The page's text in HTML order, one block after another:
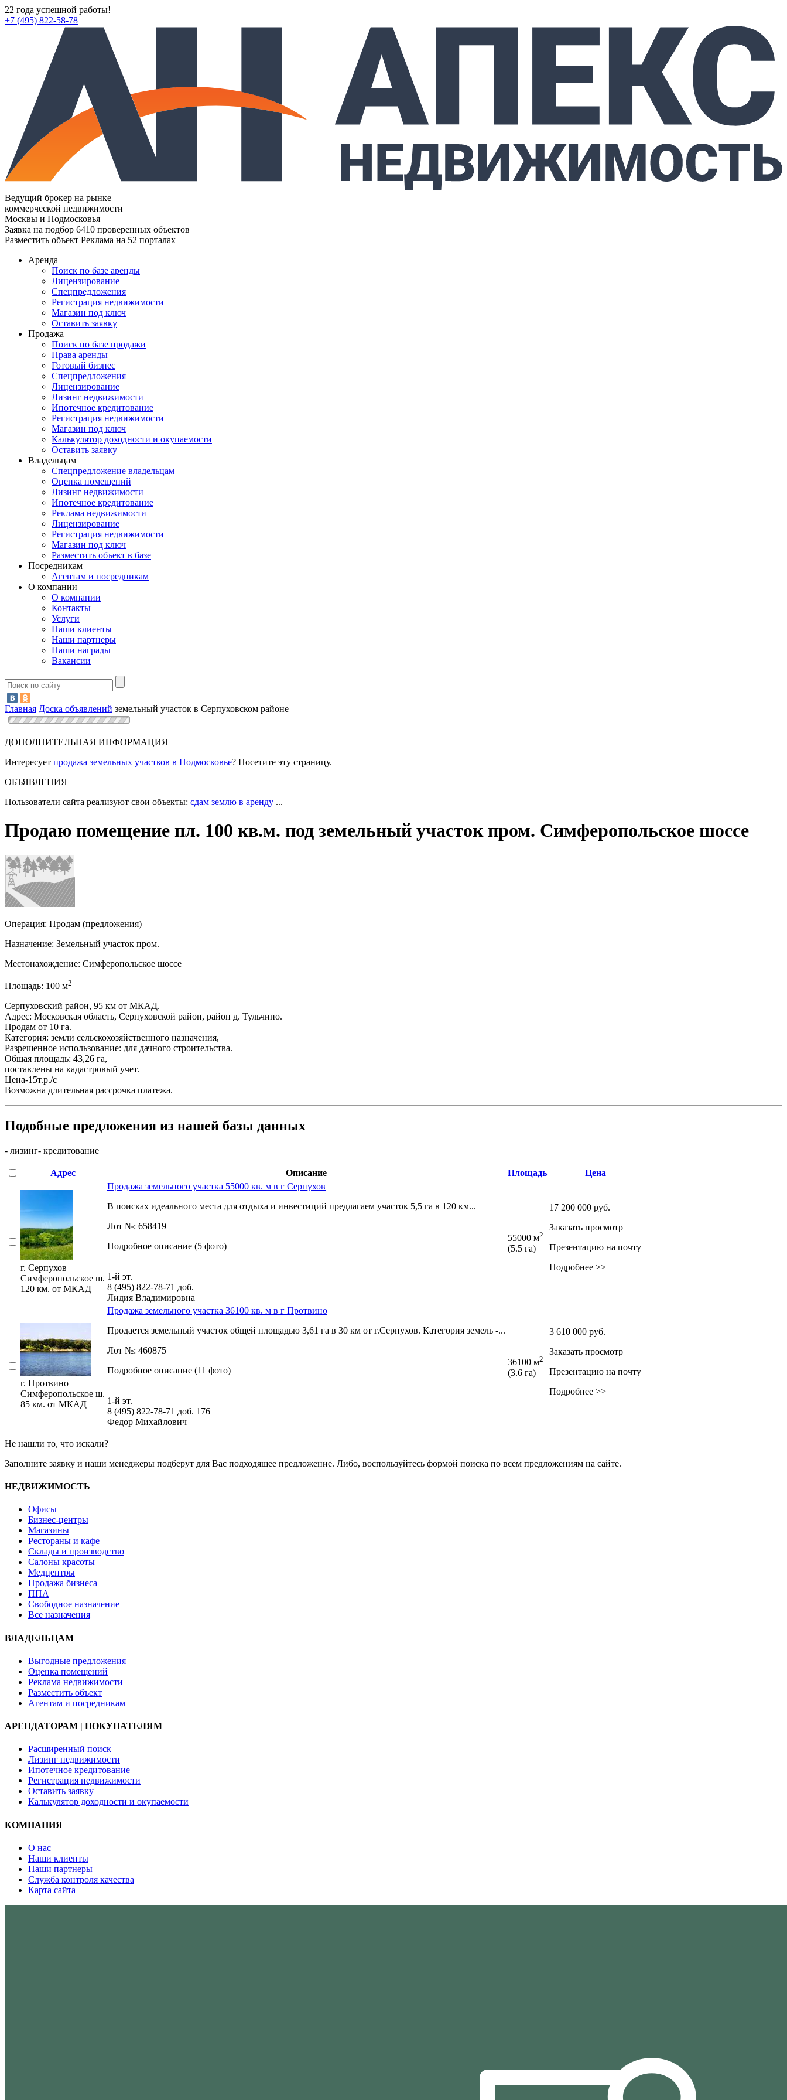
22 года успешной работы!
+7 (495) 822-58-78
Ведущий брокер на рынке
коммерческой недвижимости
Москвы и Подмосковья
Заявка на подбор 6410 проверенных объектов
Разместить объект Реклама на 52 порталах
Аренда
Поиск по базе аренды
Лицензирование
Спецпредложения
Регистрация недвижимости
Магазин под ключ
Оставить заявку
Продажа
Поиск по базе продажи
Права аренды
Готовый бизнес
Спецпредложения
Лицензирование
Лизинг недвижимости
Ипотечное кредитование
Регистрация недвижимости
Магазин под ключ
Калькулятор доходности и окупаемости
Оставить заявку
Владельцам
Спецпредложение владельцам
Оценка помещений
Лизинг недвижимости
Ипотечное кредитование
Реклама недвижимости
Лицензирование
Регистрация недвижимости
Магазин под ключ
Разместить объект в базе
Посредникам
Агентам и посредникам
О компании
О компании
Контакты
Услуги
Наши клиенты
Наши партнеры
Наши награды
Вакансии
Главная Доска объявлений земельный участок в Серпуховском районе
ДОПОЛНИТЕЛЬНАЯ ИНФОРМАЦИЯ
Интересует продажа земельных участков в Подмосковье? Посетите эту страницу.
ОБЪЯВЛЕНИЯ
Пользователи сайта реализуют свои объекты: сдам землю в аренду ...
Продаю помещение пл. 100 кв.м. под земельный участок пром. Симферопольское шоссе
Операция: Продам (предложения)
Назначение: Земельный участок пром.
Местонахождение: Симферопольское шоссе
Площадь: 100 м2
Серпуховский район, 95 км от МКАД.
Адрес: Московская область, Серпуховской район, район д. Тульчино.
Продам от 10 га.
Категория: земли сельскохозяйственного назначения,
Разрешенное использование: для дачного строительства.
Общая площадь: 43,26 га,
поставлены на кадастровый учет.
Цена-15т.р./с
Возможна длительная рассрочка платежа.
Подобные предложения из нашей базы данных
- лизинг- кредитование
Адрес Описание Площадь Цена
г. Серпухов
Симферопольское ш.
120 км. от МКАД
Продажа земельного участка 55000 кв. м в г Серпухов
В поисках идеального места для отдыха и инвестиций предлагаем участок 5,­5 га в 120 км...
Лот №: 658419
Подробное описание (5 фото)
1-й эт.
8 (495) 822-78-71 доб.
Лидия Владимировна
55000 м2
(5.5 га)
17 200 000 руб.
Заказать просмотр
Презентацию на почту
Подробнее >>
г. Протвино
Симферопольское ш.
85 км. от МКАД
Продажа земельного участка 36100 кв. м в г Протвино
Продается земельный участок общей площадью 3,­61 га в 30 км от г.Серпухов. Категория земель -...
Лот №: 460875
Подробное описание (11 фото)
1-й эт.
8 (495) 822-78-71 доб. 176
Федор Михайлович
36100 м2
(3.6 га)
3 610 000 руб.
Заказать просмотр
Презентацию на почту
Подробнее >>
Не нашли то, что искали?
Заполните заявку и наши менеджеры подберут для Вас подходящее предложение. Либо, воспользуйтесь формой поиска по всем предложениям на сайте.
НЕДВИЖИМОСТЬ
Офисы
Бизнес-центры
Магазины
Рестораны и кафе
Склады и производство
Салоны красоты
Медцентры
Продажа бизнеса
ППА
Свободное назначение
Все назначения
ВЛАДЕЛЬЦАМ
Выгодные предложения
Оценка помещений
Реклама недвижимости
Разместить объект
Агентам и посредникам
АРЕНДАТОРАМ | ПОКУПАТЕЛЯМ
Расширенный поиск
Лизинг недвижимости
Ипотечное кредитование
Регистрация недвижимости
Оставить заявку
Калькулятор доходности и окупаемости
КОМПАНИЯ
О нас
Наши клиенты
Наши партнеры
Служба контроля качества
Карта сайта